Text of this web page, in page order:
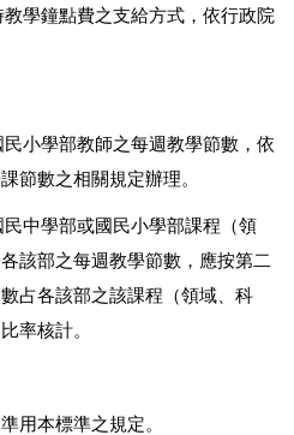
學鐘點費之支給方式，依行政院
小學部教師之每週教學節數，依
節數之相關規定辦理。
中學部或國民小學部課程（領
該部之每週教學節數，應按第二
占各該部之該課程（領域、科
率核計。
用本標準之規定。